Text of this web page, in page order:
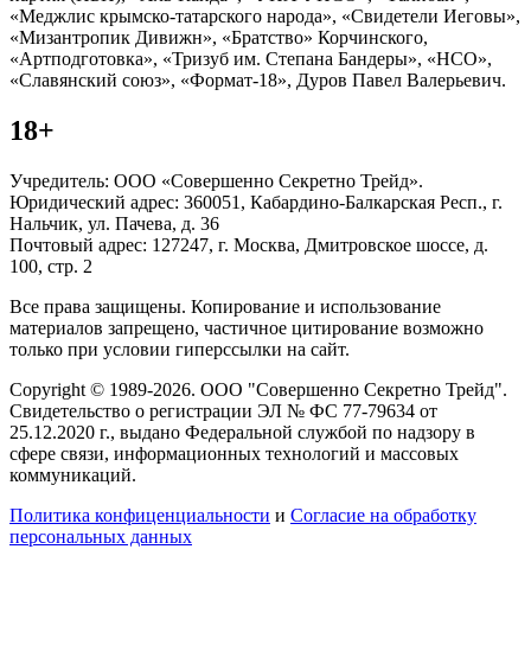
«Меджлис крымско-татарского народа», «Свидетели Иеговы»,
«Мизантропик Дивижн», «Братство» Корчинского,
«Артподготовка», «Тризуб им. Степана Бандеры», «НСО»,
«Славянский союз», «Формат-18», Дуров Павел Валерьевич.
18+
Учредитель: ООО «Совершенно Секретно Трейд».
Юридический адрес: 360051, Кабардино-Балкарская Респ., г.
Нальчик, ул. Пачева, д. 36
Почтовый адрес: 127247, г. Москва, Дмитровское шоссе, д.
100, стр. 2
Все права защищены. Копирование и использование
материалов запрещено, частичное цитирование возможно
только при условии гиперссылки на сайт.
Copyright © 1989-2026. ООО "Совершенно Секретно Трейд".
Свидетельство о регистрации ЭЛ № ФС 77-79634 от
25.12.2020 г., выдано Федеральной службой по надзору в
сфере связи, информационных технологий и массовых
коммуникаций.
Политика конфиценциальности и Согласие на обработку
персональных данных